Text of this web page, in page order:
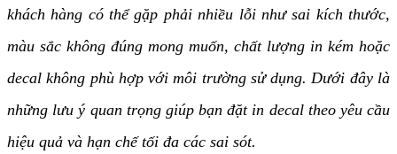
khách hàng có thể gặp phải nhiều lỗi như sai kích thước,
màu sắc không đúng mong muốn, chất lượng in kém hoặc
decal không phù hợp với môi trường sử dụng. Dưới đây là
những lưu ý quan trọng giúp bạn đặt in decal theo yêu cầu
hiệu quả và hạn chế tối đa các sai sót.